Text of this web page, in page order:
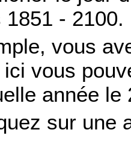
- 2100.
vous
ici vous
année
sur une